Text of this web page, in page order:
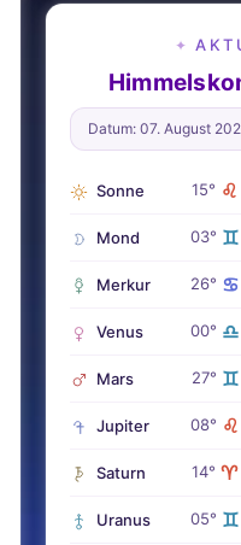
✦
Datum: 07. August
Sonne 15° ♌
Mond 03° ♊
Merkur 26° ♋
Venus 00° ♎
Mars 27° ♊
Jupiter 08° ♌
Saturn 14° ♈
Uranus 05° ♊